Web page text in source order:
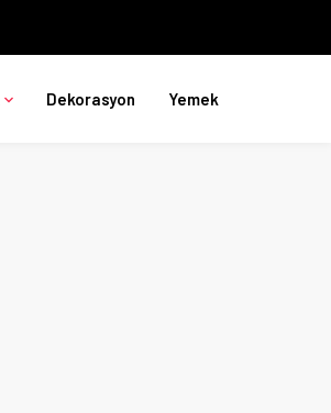
Dekorasyon Yemek